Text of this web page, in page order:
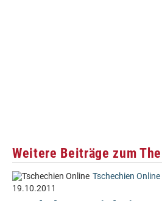
Weitere Beiträge zum
Tschechien Online
19.10.2011